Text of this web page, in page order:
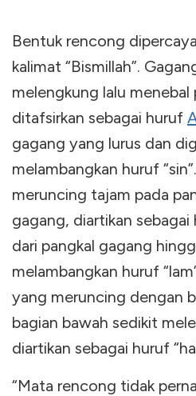
Bentuk rencong
kalimat “Bismillah”.
melengkung lalu menebal
ditafsirkan sebagai huruf
gagang yang lurus dan
melambangkan huruf
meruncing tajam pada
gagang, diartikan sebagai
dari pangkal gagang
melambangkan huruf
yang meruncing dengan
bagian bawah sedikit
diartikan sebagai huruf
“Mata rencong tidak